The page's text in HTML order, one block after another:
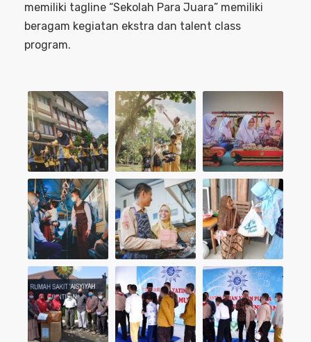
memiliki tagline “Sekolah Para Juara” memiliki
beragam kegiatan ekstra dan talent class
program.